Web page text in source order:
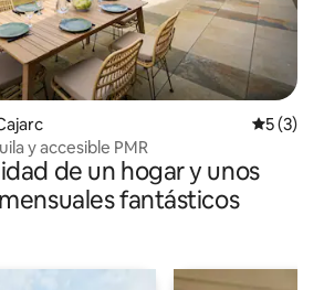
5 (3)
y accesible PMR
de un hogar y unos
fantásticos